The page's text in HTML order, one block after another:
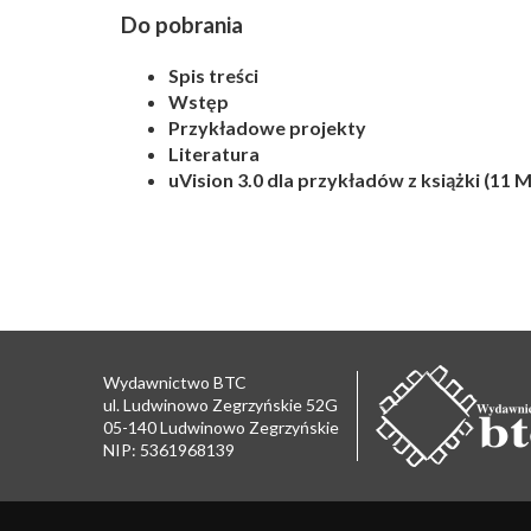
Do pobrania
Spis treści
Wstęp
Przykładowe projekty
Literatura
uVision 3.0 dla przykładów z książki (11
Wydawnictwo BTC
ul. Ludwinowo Zegrzyńskie 52G
05-140 Ludwinowo Zegrzyńskie
NIP: 5361968139